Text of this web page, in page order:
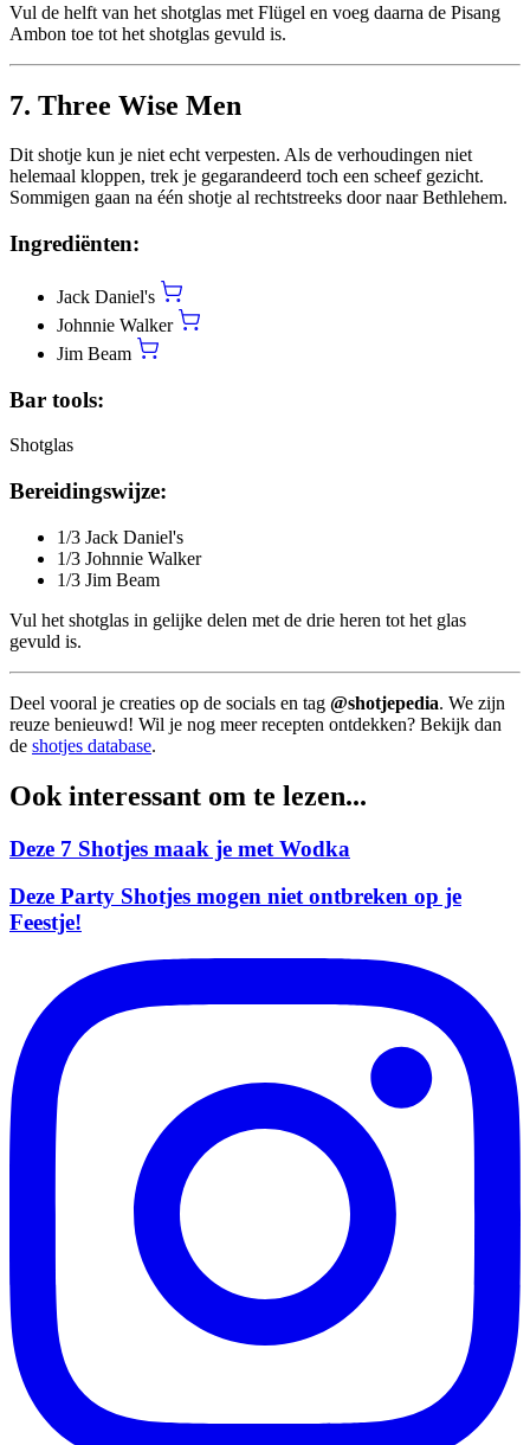
Vul de helft van het shotglas met Flügel en voeg daarna de Pisang
Ambon toe tot het shotglas gevuld is.
7. Three Wise Men
Dit shotje kun je niet echt verpesten. Als de verhoudingen niet
helemaal kloppen, trek je gegarandeerd toch een scheef gezicht.
Sommigen gaan na één shotje al rechtstreeks door naar Bethlehem.
Ingrediënten:
Jack Daniel's
Johnnie Walker
Jim Beam
Bar tools:
Shotglas
Bereidingswijze:
1/3 Jack Daniel's
1/3 Johnnie Walker
1/3 Jim Beam
Vul het shotglas in gelijke delen met de drie heren tot het glas
gevuld is.
Deel vooral je creaties op de socials en tag @shotjepedia. We zijn
reuze benieuwd! Wil je nog meer recepten ontdekken? Bekijk dan
de shotjes database.
Ook interessant om te lezen...
Deze 7 Shotjes maak je met Wodka
Deze Party Shotjes mogen niet ontbreken op je
Feestje!